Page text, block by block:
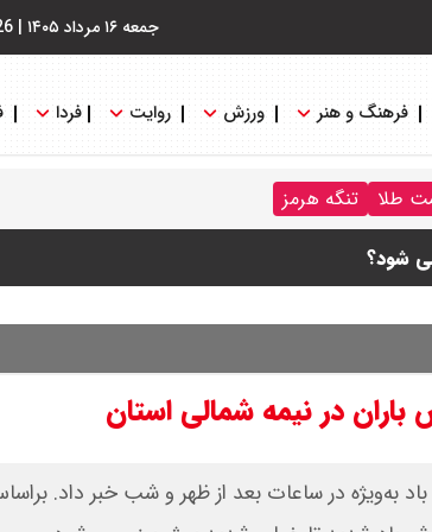
جمعه ۱۶ مرداد ۱۴۰۵ |
فرهنگ و هنر ورزش روایت فردا
طلا تنگه هرمز
شود؟
به‌ویژه در ساعات بعد از ظهر و شب خبر داد.